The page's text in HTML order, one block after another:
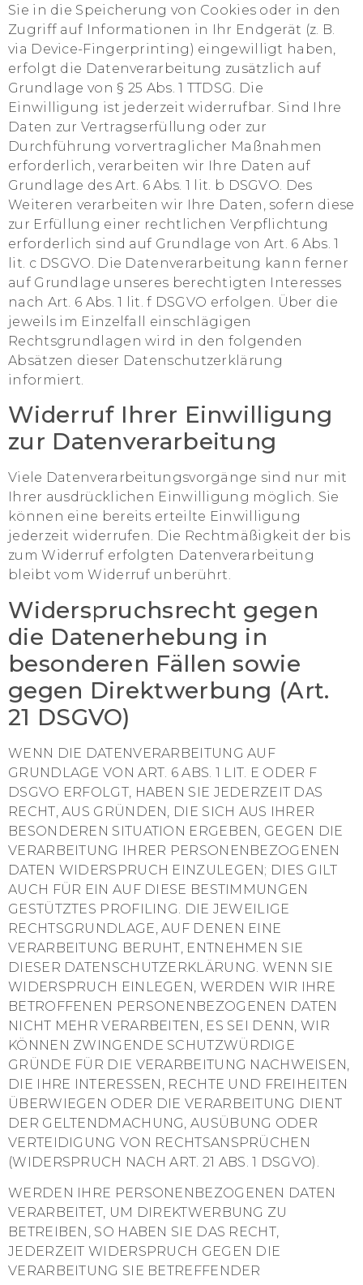
Sie in die Speicherung von Cookies oder in den
Zugriff auf Informationen in Ihr Endgerät (z. B.
via Device-Fingerprinting) eingewilligt haben,
erfolgt die Datenverarbeitung zusätzlich auf
Grundlage von § 25 Abs. 1 TTDSG. Die
Einwilligung ist jederzeit widerrufbar. Sind Ihre
Daten zur Vertragserfüllung oder zur
Durchführung vorvertraglicher Maßnahmen
erforderlich, verarbeiten wir Ihre Daten auf
Grundlage des Art. 6 Abs. 1 lit. b DSGVO. Des
Weiteren verarbeiten wir Ihre Daten, sofern diese
zur Erfüllung einer rechtlichen Verpflichtung
erforderlich sind auf Grundlage von Art. 6 Abs. 1
lit. c DSGVO. Die Datenverarbeitung kann ferner
auf Grundlage unseres berechtigten Interesses
nach Art. 6 Abs. 1 lit. f DSGVO erfolgen. Über die
jeweils im Einzelfall einschlägigen
Rechtsgrundlagen wird in den folgenden
Absätzen dieser Datenschutzerklärung
informiert.
Widerruf Ihrer Einwilligung
zur Datenverarbeitung
Viele Datenverarbeitungsvorgänge sind nur mit
Ihrer ausdrücklichen Einwilligung möglich. Sie
können eine bereits erteilte Einwilligung
jederzeit widerrufen. Die Rechtmäßigkeit der bis
zum Widerruf erfolgten Datenverarbeitung
bleibt vom Widerruf unberührt.
Widerspruchsrecht gegen
die Datenerhebung in
besonderen Fällen sowie
gegen Direktwerbung (Art.
21 DSGVO)
WENN DIE DATENVERARBEITUNG AUF
GRUNDLAGE VON ART. 6 ABS. 1 LIT. E ODER F
DSGVO ERFOLGT, HABEN SIE JEDERZEIT DAS
RECHT, AUS GRÜNDEN, DIE SICH AUS IHRER
BESONDEREN SITUATION ERGEBEN, GEGEN DIE
VERARBEITUNG IHRER PERSONENBEZOGENEN
DATEN WIDERSPRUCH EINZULEGEN; DIES GILT
AUCH FÜR EIN AUF DIESE BESTIMMUNGEN
GESTÜTZTES PROFILING. DIE JEWEILIGE
RECHTSGRUNDLAGE, AUF DENEN EINE
VERARBEITUNG BERUHT, ENTNEHMEN SIE
DIESER DATENSCHUTZERKLÄRUNG. WENN SIE
WIDERSPRUCH EINLEGEN, WERDEN WIR IHRE
BETROFFENEN PERSONENBEZOGENEN DATEN
NICHT MEHR VERARBEITEN, ES SEI DENN, WIR
KÖNNEN ZWINGENDE SCHUTZWÜRDIGE
GRÜNDE FÜR DIE VERARBEITUNG NACHWEISEN,
DIE IHRE INTERESSEN, RECHTE UND FREIHEITEN
ÜBERWIEGEN ODER DIE VERARBEITUNG DIENT
DER GELTENDMACHUNG, AUSÜBUNG ODER
VERTEIDIGUNG VON RECHTSANSPRÜCHEN
(WIDERSPRUCH NACH ART. 21 ABS. 1 DSGVO).
WERDEN IHRE PERSONENBEZOGENEN DATEN
VERARBEITET, UM DIREKTWERBUNG ZU
BETREIBEN, SO HABEN SIE DAS RECHT,
JEDERZEIT WIDERSPRUCH GEGEN DIE
VERARBEITUNG SIE BETREFFENDER